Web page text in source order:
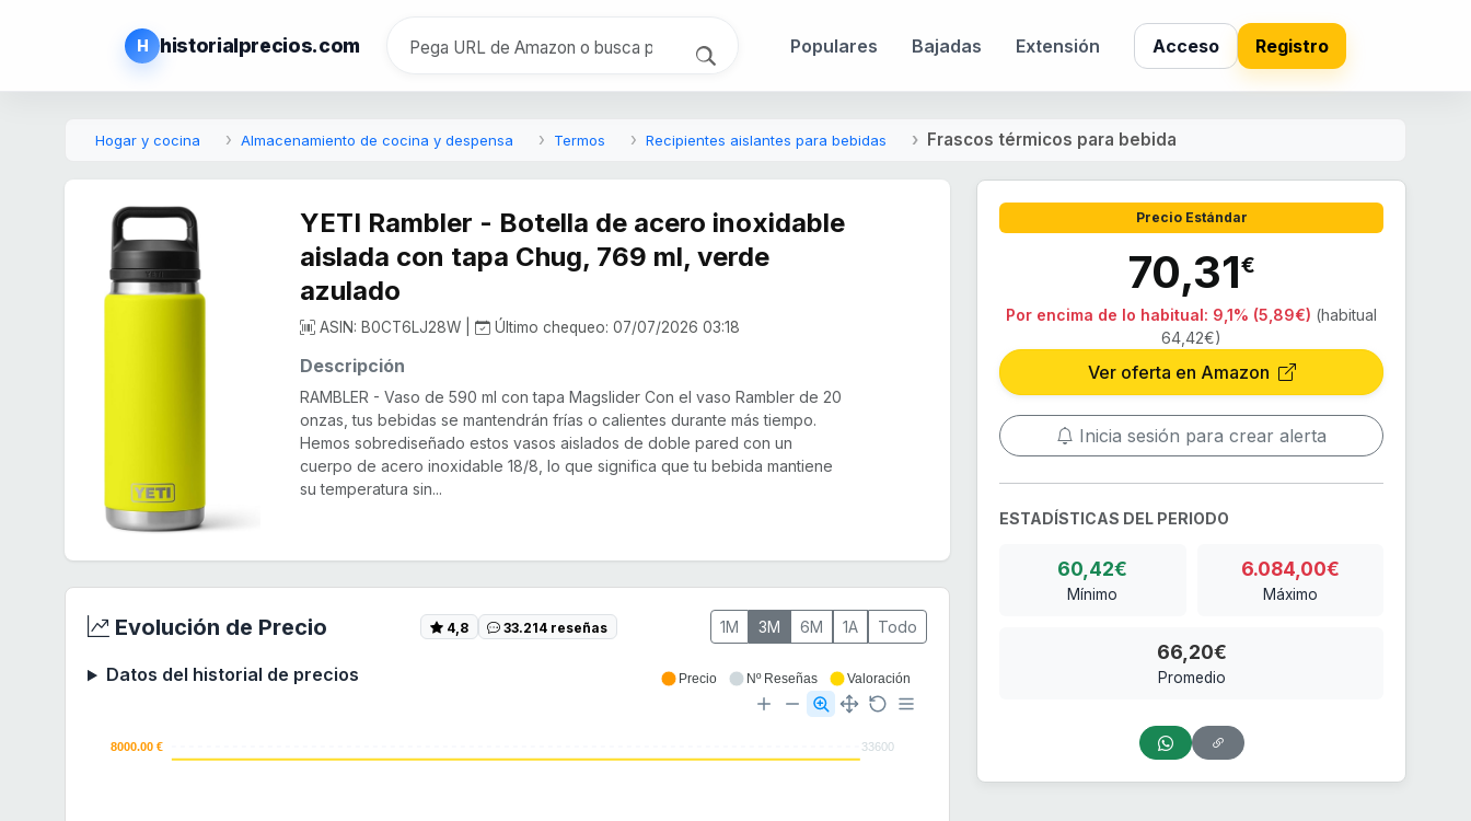
H historialprecios.com Populares Bajadas Extensión Acceso Registro
Hogar y cocina Almacenamiento de cocina y despensa Termos Recipientes aislantes para bebidas Frascos térmicos para bebida
YETI Rambler - Botella de acero inoxidable
aislada con tapa Chug, 769 ml, verde
azulado
ASIN: B0CT6LJ28W | Último chequeo: 07/07/2026 03:18
Descripción
RAMBLER - Vaso de 590 ml con tapa Magslider Con el vaso Rambler de 20
onzas, tus bebidas se mantendrán frías o calientes durante más tiempo.
Hemos sobrediseñado estos vasos aislados de doble pared con un
cuerpo de acero inoxidable 18/8, lo que significa que tu bebida mantiene
su temperatura sin...
Evolución de Precio 4,8 33.214 reseñas 1M 3M 6M 1A Todo
Datos del historial de precios
33600
8000.00 €
Precio Nº Reseñas Valoración
Precio Estándar
70,31€
Por encima de lo habitual: 9,1% (5,89€) (habitual
64,42€)
Ver oferta en Amazon
Inicia sesión para crear alerta
ESTADÍSTICAS DEL PERIODO
60,42€
Mínimo
6.084,00€
Máximo
66,20€
Promedio